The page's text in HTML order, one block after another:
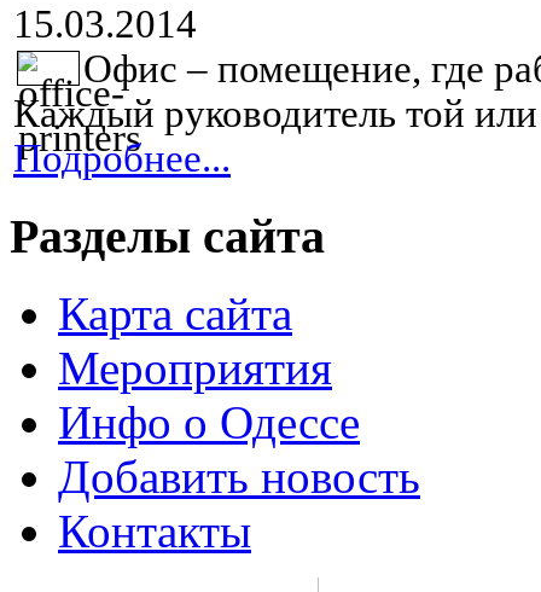
15.03.2014
Офис – помещение, где
Каждый руководитель той
Подробнее...
Разделы сайта
Карта сайта
Мероприятия
Инфо о Одессе
Добавить новость
Контакты